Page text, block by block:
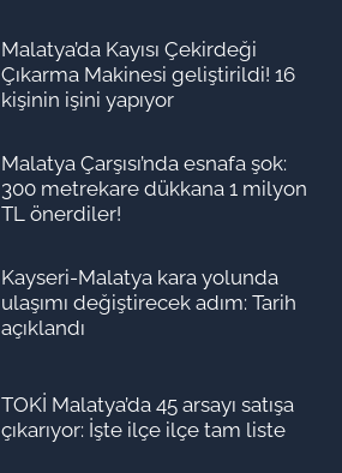
Malatya’da Kayısı Çekirdeği
Çıkarma Makinesi geliştirildi! 16
kişinin işini yapıyor
Malatya Çarşısı’nda esnafa şok:
300 metrekare dükkana 1 milyon
TL önerdiler!
Kayseri-Malatya kara yolunda
ulaşımı değiştirecek adım: Tarih
açıklandı
TOKİ Malatya’da 45 arsayı satışa
çıkarıyor: İşte ilçe ilçe tam liste